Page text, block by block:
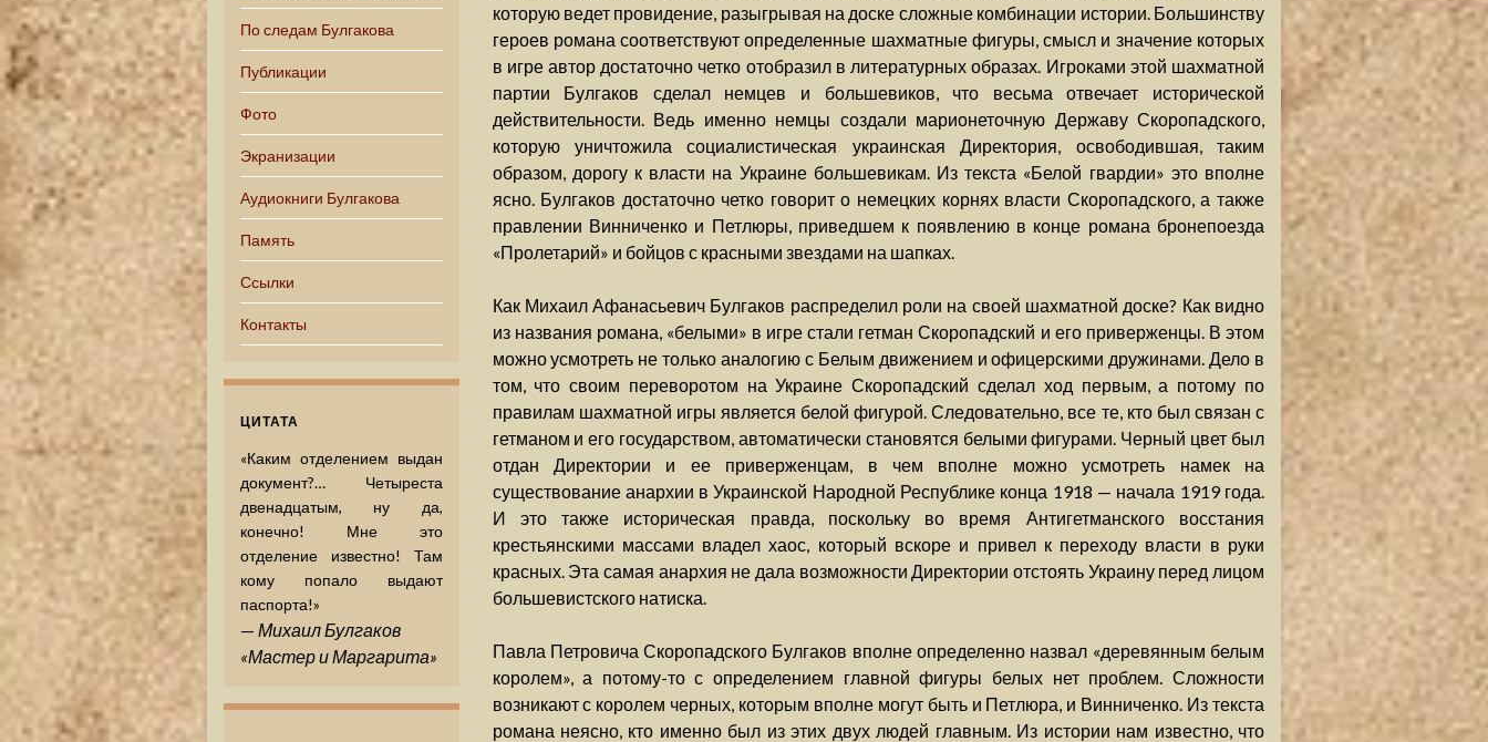
По следам Булгакова
Публикации
Фото
Экранизации
Аудиокниги Булгакова
Память
Ссылки
Контакты
ЦИТАТА
«Каким отделением выдан
документ?… Четыреста
двенадцатым, ну да,
конечно! Мне это
отделение известно! Там
кому попало выдают
паспорта!»
— Михаил Булгаков
«Мастер и Маргарита»
которую ведет провидение, разыгрывая на доске сложные комбинации истории. Большинству
героев романа соответствуют определенные шахматные фигуры, смысл и значение которых
в игре автор достаточно четко отобразил в литературных образах. Игроками этой шахматной
партии Булгаков сделал немцев и большевиков, что весьма отвечает исторической
действительности. Ведь именно немцы создали марионеточную Державу Скоропадского,
которую уничтожила социалистическая украинская Директория, освободившая, таким
образом, дорогу к власти на Украине большевикам. Из текста «Белой гвардии» это вполне
ясно. Булгаков достаточно четко говорит о немецких корнях власти Скоропадского, а также
правлении Винниченко и Петлюры, приведшем к появлению в конце романа бронепоезда
«Пролетарий» и бойцов с красными звездами на шапках.
Как Михаил Афанасьевич Булгаков распределил роли на своей шахматной доске? Как видно
из названия романа, «белыми» в игре стали гетман Скоропадский и его приверженцы. В этом
можно усмотреть не только аналогию с Белым движением и офицерскими дружинами. Дело в
том, что своим переворотом на Украине Скоропадский сделал ход первым, а потому по
правилам шахматной игры является белой фигурой. Следовательно, все те, кто был связан с
гетманом и его государством, автоматически становятся белыми фигурами. Черный цвет был
отдан Директории и ее приверженцам, в чем вполне можно усмотреть намек на
существование анархии в Украинской Народной Республике конца 1918 — начала 1919 года.
И это также историческая правда, поскольку во время Антигетманского восстания
крестьянскими массами владел хаос, который вскоре и привел к переходу власти в руки
красных. Эта самая анархия не дала возможности Директории отстоять Украину перед лицом
большевистского натиска.
Павла Петровича Скоропадского Булгаков вполне определенно назвал «деревянным белым
королем», а потому-то с определением главной фигуры белых нет проблем. Сложности
возникают с королем черных, которым вполне могут быть и Петлюра, и Винниченко. Из текста
романа неясно, кто именно был из этих двух людей главным. Из истории нам известно, что